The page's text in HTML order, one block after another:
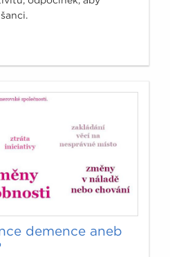
demence aneb